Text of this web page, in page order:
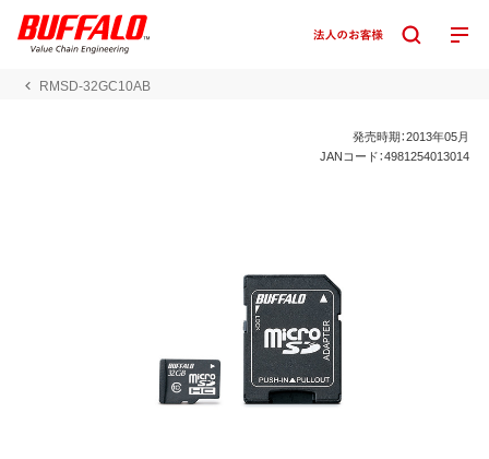
RMSD-32GC10AB
発売時期：2013年05月
JANコード：4981254013014